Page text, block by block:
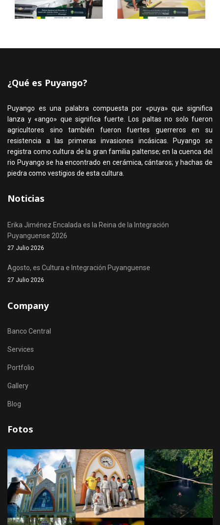
¿Qué es Puyango?
Puyango es una palabra compuesta por «puya» que significa
lanza y «ango» que significa fuerte. Los paltas no solo fueron
agricultores sino también fueron fuertes guerreros en su
resistencia a las primeras invasiones incásicas. Puyango se
registra como cultura de la gran familia paltense; en la cuenca del
rio Puyango se ha encontrado en cerámica, cántaros; y hachas de
piedra como vestigios de esta cultura.
Noticias
Erika Jiménez Encalada es la Reina de la Integración
Puyanguense 2026
27 Julio 2026
Agosto, es Cultura e Integración Puyanguense
27 Julio 2026
Company
Banco Central
Services
Portfolio
Gallery
Blog
Fotos